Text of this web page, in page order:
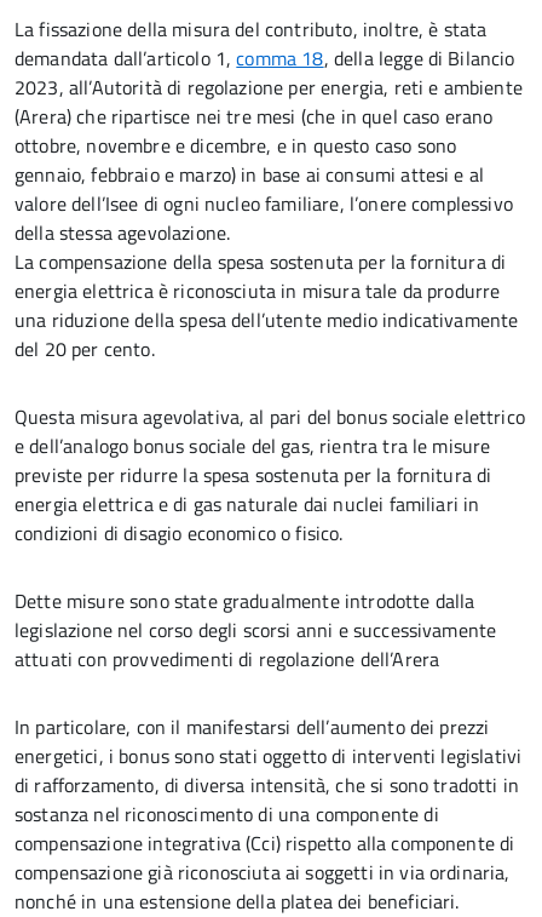
La fissazione della misura del contributo, inoltre, è stata
demandata dall’articolo 1,comma 18, della legge di Bilancio
2023, all’Autorità di regolazione per energia, reti e ambiente
(Arera) che ripartisce nei tre mesi (che in quel caso erano
ottobre, novembre e dicembre, e in questo caso sono
gennaio, febbraio e marzo) in base ai consumi attesi e al
valore dell’Isee di ogni nucleo familiare, l’onere complessivo
della stessa agevolazione.
La compensazione della spesa sostenuta per la fornitura di
energia elettrica è riconosciuta in misura tale da produrre
una riduzione della spesa dell’utente medio indicativamente
del 20 per cento.
Questa misura agevolativa, al pari del bonus sociale elettrico
e dell’analogo bonus sociale del gas, rientra tra le misure
previste per ridurre la spesa sostenuta per la fornitura di
energia elettrica e di gas naturale dai nuclei familiari in
condizioni di disagio economico o fisico.
Dette misure sono state gradualmente introdotte dalla
legislazione nel corso degli scorsi anni e successivamente
attuati con provvedimenti di regolazione dell’Arera
In particolare, con il manifestarsi dell’aumento dei prezzi
energetici, i bonus sono stati oggetto di interventi legislativi
di rafforzamento, di diversa intensità, che si sono tradotti in
sostanza nel riconoscimento di una componente di
compensazione integrativa (Cci) rispetto alla componente di
compensazione già riconosciuta ai soggetti in via ordinaria,
nonché in una estensione della platea dei beneficiari.